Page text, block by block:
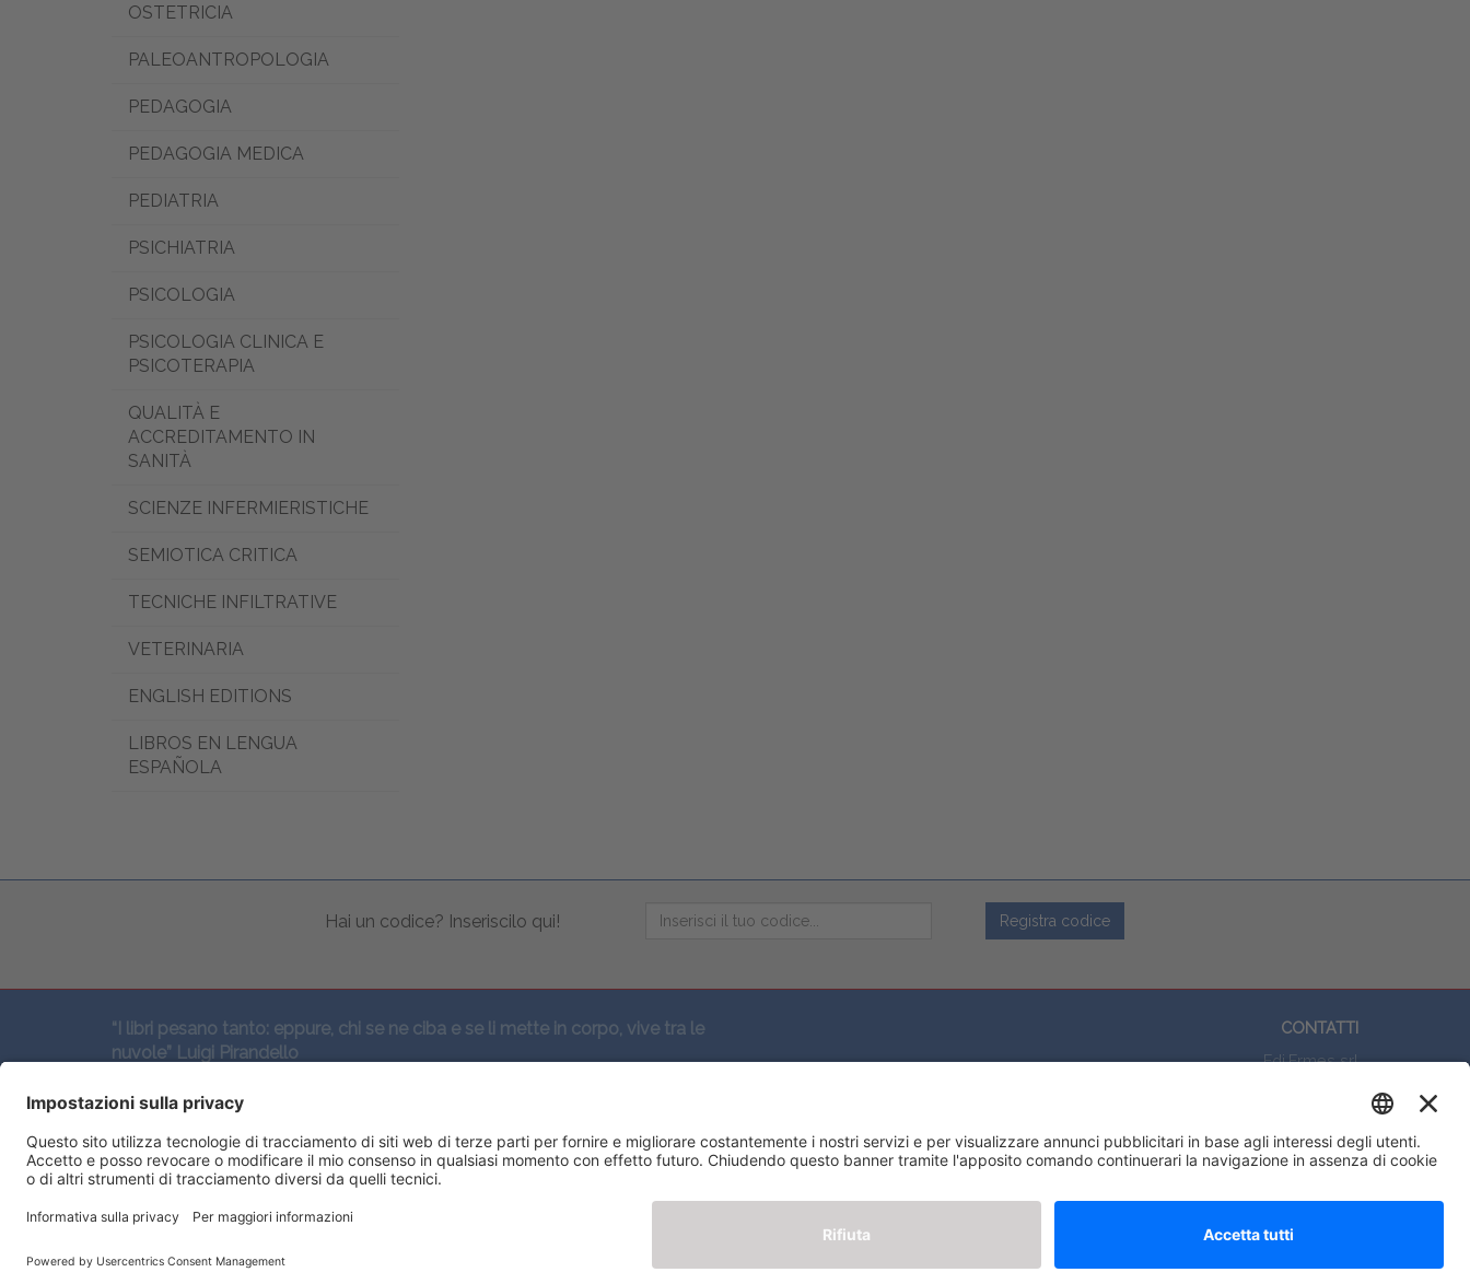
OSTETRICIA
PALEOANTROPOLOGIA
PEDAGOGIA
PEDAGOGIA MEDICA
PEDIATRIA
PSICHIATRIA
PSICOLOGIA
PSICOLOGIA CLINICA E
PSICOTERAPIA
QUALITÀ E
ACCREDITAMENTO IN
SANITÀ
SCIENZE INFERMIERISTICHE
SEMIOTICA CRITICA
TECNICHE INFILTRATIVE
VETERINARIA
ENGLISH EDITIONS
LIBROS EN LENGUA
ESPAÑOLA
Hai un codice? Inseriscilo qui! Registra codice
“I libri pesano tanto: eppure, chi se ne ciba e se li mette in corpo, vive tra le
nuvole” Luigi Pirandello
SEGUICI QUI:
CONTATTI
Edi.Ermes srl
E-mail: eeinfo@eenet.it
Partita IVA e Codice Fiscale: 02254790153
ORARI
Lunedì — Giovedì: - 08:30 - 13:00 – 14:00 - 17:30